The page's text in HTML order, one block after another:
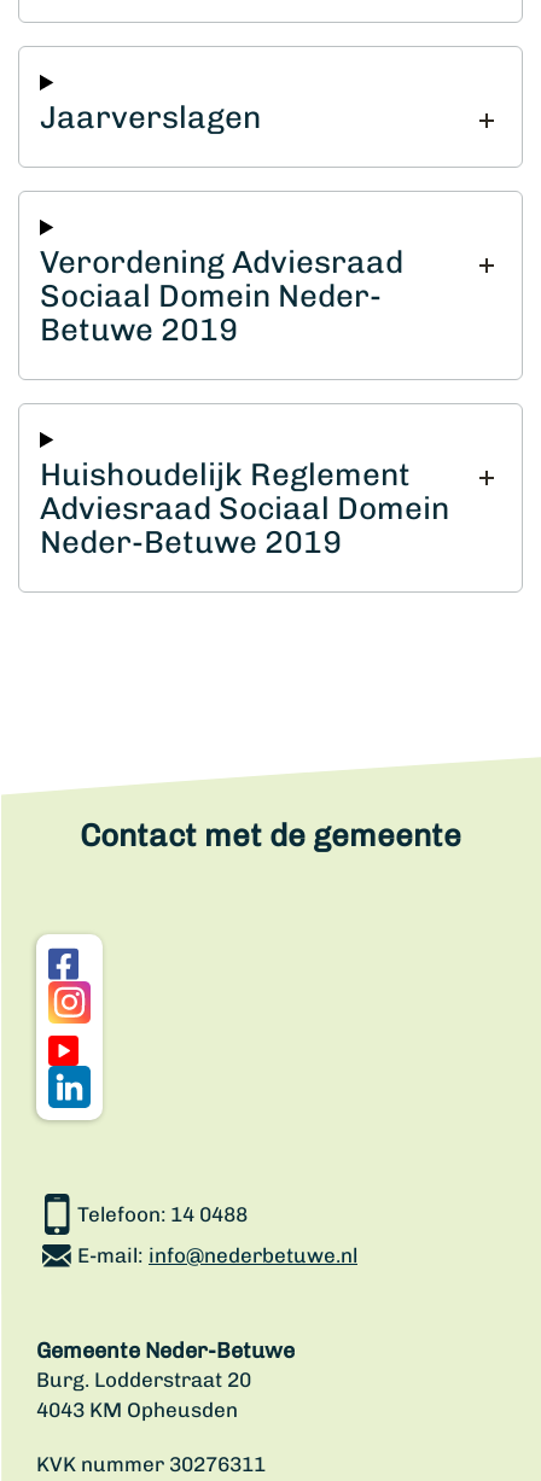
Jaarverslagen
Verordening Adviesraad
Sociaal Domein Neder-
Betuwe 2019
Huishoudelijk Reglement
Adviesraad Sociaal Domein
Neder-Betuwe 2019
Contact met de gemeente
Telefoon: 14 0488
E-mail: info@nederbetuwe.nl
Gemeente Neder-Betuwe
Burg. Lodderstraat 20
4043 KM Opheusden
KVK nummer 30276311